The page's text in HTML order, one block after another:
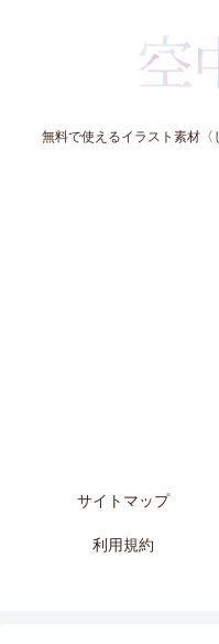
無料で使えるイラスト素材〈
サイトマップ
利用規約